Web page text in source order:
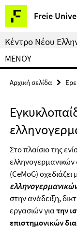
Springe
direkt
zu
Inhalt
Freie
Υπηρεσίες
–
πλοήγηση
Κέντρο Νέου
ΜΕΝΟΎ
Αρχική σελίδα
Στο πλαίσιο της
(CeMoG) σχεδιάζει
στην ανάδειξη,
εργασιών γιατην
επιστημονικών